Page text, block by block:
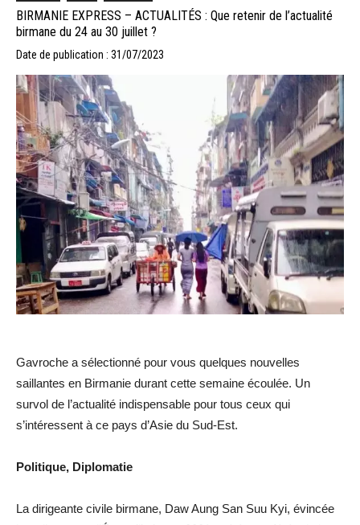
BIRMANIE EXPRESS – ACTUALITÉS : Que retenir de l’actualité
birmane du 24 au 30 juillet ?
Date de publication : 31/07/2023
Gavroche a sélectionné pour vous quelques nouvelles
saillantes en Birmanie durant cette semaine écoulée. Un
survol de l’actualité indispensable pour tous ceux qui
s’intéressent à ce pays d’Asie du Sud-Est.
Politique, Diplomatie
La dirigeante civile birmane, Daw Aung San Suu Kyi, évincée